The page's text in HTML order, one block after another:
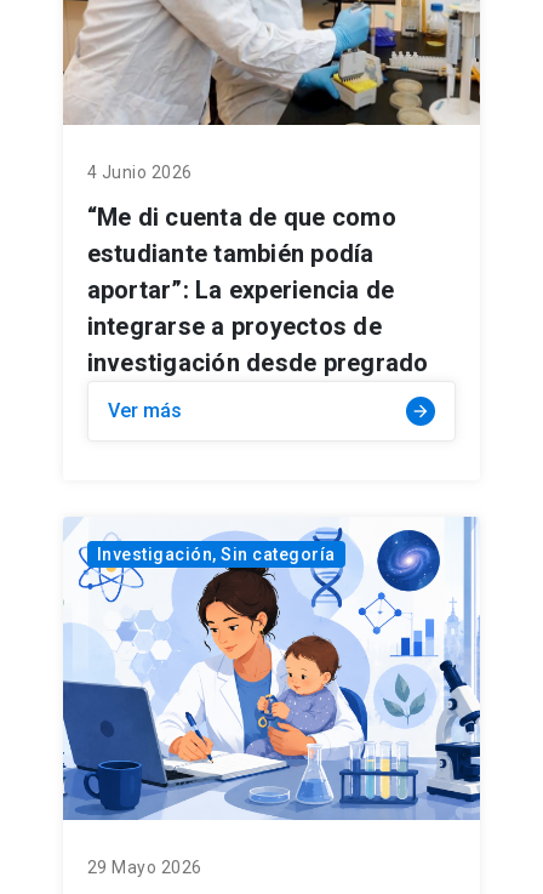
4 Junio 2026
“Me di cuenta de que como
estudiante también podía
aportar”: La experiencia de
integrarse a proyectos de
investigación desde pregrado
Ver más arrow_forward
Investigación, Sin categoría
29 Mayo 2026